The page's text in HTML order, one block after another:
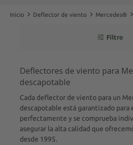
Inicio Deflector de viento Mercedes®
Filtro
Deflectores de viento para
descapotable
Cada deflector de viento para un
descapotable está garantizado para
perfectamente y se comprueba
asegurar la alta calidad que
desde 1995.